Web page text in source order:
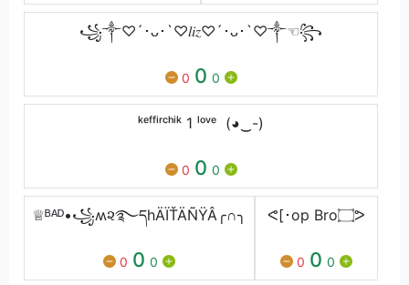
꧁༒︎♡´･ᴗ･`♡𝑙𝑖𝑧♡´･ᴗ･`♡༒︎☜︎︎꧂
0 0 0
ᵏᵉᶠᶠⁱʳᶜʰⁱᵏ 1 ˡᵒᵛᵉ (◕‿-)
0 0 0
♕ᴮᴬᴰ•꧁ʍ૨࿐དhÄÏŤÄÑŸÂ╭∩╮
0 0 0
ᕙ[･op Bro۝ᕗ
0 0 0